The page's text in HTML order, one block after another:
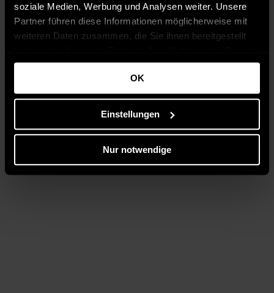
soziale Medien, Werbung und Analysen weiter. Unsere
Partner führen diese Informationen möglicherweise mit
weiteren Daten zusammen, die Sie ihnen bereitgestellt
gesammelt haben.
OK
Einstellungen
Nur notwendige